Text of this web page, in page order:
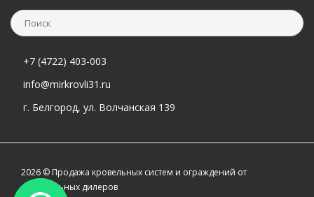
+7 (4722) 403-003
info@mirkrovli31.ru
г. Белгород, ул. Волчанская 139
2026 © Продажа кровельных систем и ограждений от
официальных дилеров